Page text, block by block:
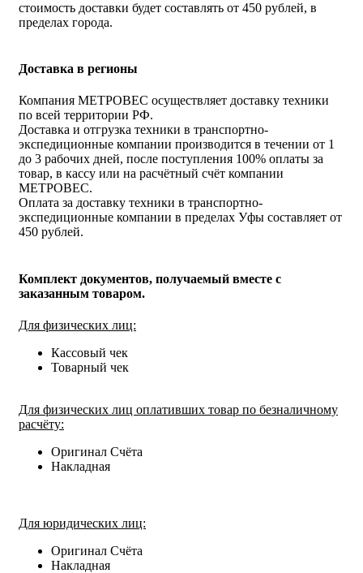
стоимость доставки будет составлять от 450 рублей, в
пределах города.
Доставка в регионы
Компания МЕТРОВЕС осуществляет доставку техники
по всей территории РФ.
Доставка и отгрузка техники в транспортно-
экспедиционные компании производится в течении от 1
до 3 рабочих дней, после поступления 100% оплаты за
товар, в кассу или на расчётный счёт компании
МЕТРОВЕС.
Оплата за доставку техники в транспортно-
экспедиционные компании в пределах Уфы составляет от
450 рублей.
Комплект документов, получаемый вместе с
заказанным товаром.
Для физических лиц:
Кассовый чек
Товарный чек
Для физических лиц оплативших товар по безналичному
расчёту:
Оригинал Счёта
Накладная
Для юридических лиц:
Оригинал Счёта
Накладная